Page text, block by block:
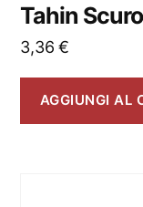
Tahin Scuro
3,36€
AGGIUNGI AL